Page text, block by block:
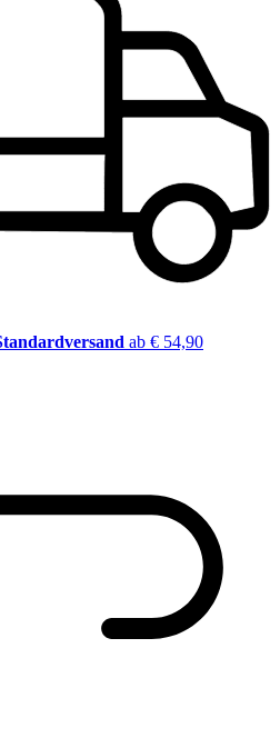
ab € 54,90